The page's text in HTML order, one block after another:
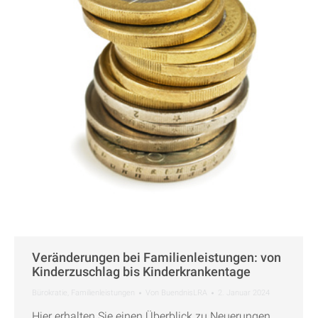
Veränderungen bei Familienleistungen: von
Kinderzuschlag bis Kinderkrankentage
Bürokratie Von BuendnisLRA 2. Januar 2024